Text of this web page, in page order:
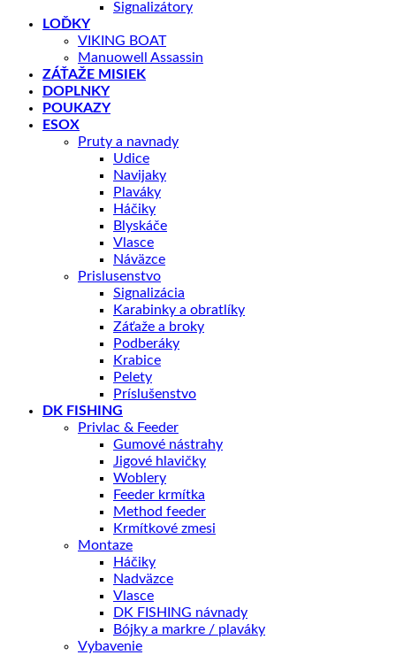
Signalizátory
LOĎKY
VIKING BOAT
Manuowell Assassin
ZÁŤAŽE MISIEK
DOPLNKY
POUKAZY
ESOX
Pruty a navnady
Udice
Navijaky
Plaváky
Háčiky
Blyskáče
Vlasce
Náväzce
Prislusenstvo
Signalizácia
Karabinky a obratlíky
Záťaže a broky
Podberáky
Krabice
Pelety
Príslušenstvo
DK FISHING
Privlac & Feeder
Gumové nástrahy
Jigové hlavičky
Woblery
Feeder krmítka
Method feeder
Krmítkové zmesi
Montaze
Háčiky
Nadväzce
Vlasce
DK FISHING návnady
Bójky a markre / plaváky
Vybavenie